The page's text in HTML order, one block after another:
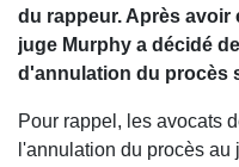
du rappeur. Après
juge Murphy a décidé
d'annulation du procès
Pour rappel, les avocats
l'annulation du procès